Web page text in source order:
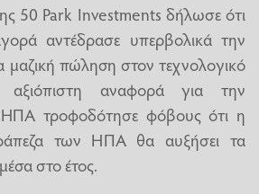
50 Park Investments δήλωσε ότι
αντέδρασε υπερβολικά την
πώληση στον τεχνολογικό
αναφορά για την
τροφοδότησε φόβους ότι η
των ΗΠΑ θα αυξήσει τα
στο έτος.